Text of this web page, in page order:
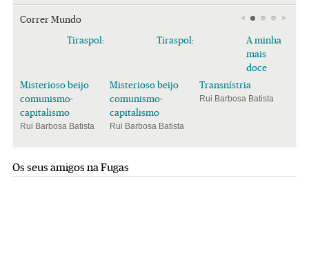
Correr Mundo
Tiraspol:
Misterioso beijo
comunismo-
capitalismo
Rui Barbosa Batista
Tiraspol:
Misterioso beijo
comunismo-
capitalismo
Rui Barbosa Batista
A minha
mais
doce
Transnístria
Rui Barbosa Batista
Os seus amigos na Fugas